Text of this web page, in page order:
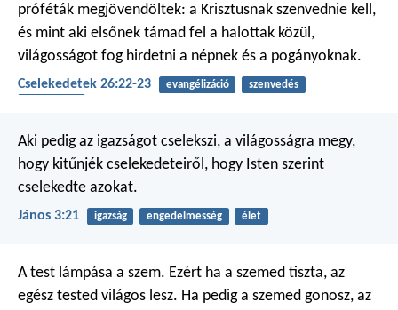
próféták megjövendöltek: a Krisztusnak szenvednie kell,
és mint aki elsőnek támad fel a halottak közül,
világosságot fog hirdetni a népnek és a pogányoknak.
Cselekedetek 26:22-23 evangélizáció
szenvedés
Aki pedig az igazságot cselekszi, a világosságra megy,
hogy kitűnjék cselekedeteiről, hogy Isten szerint
cselekedte azokat.
János 3:21 igazság engedelmesség élet
A test lámpása a szem. Ezért ha a szemed tiszta, az
egész tested világos lesz. Ha pedig a szemed gonosz, az